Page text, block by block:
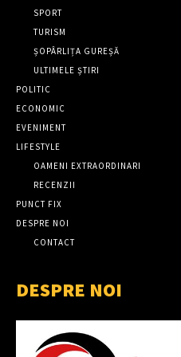
SPORT
TURISM
ȘOPÂRLIȚA GUREȘĂ
ULTIMELE ȘTIRI
POLITIC
ECONOMIC
EVENIMENT
LIFESTYLE
OAMENI EXTRAORDINARI
RECENZII
PUNCT FIX
DESPRE NOI
CONTACT
DESPRE NOI